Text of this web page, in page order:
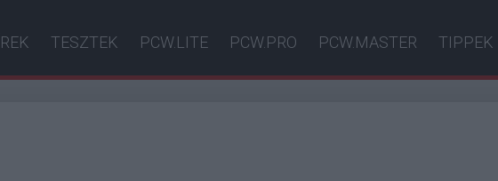
TESZTEK PCW.LITE PCW.PRO PCW.MASTER TIPPEK